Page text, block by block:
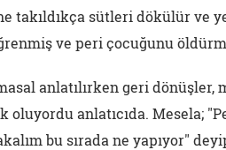
takıldıkça sütleri dökülür ve
ve peri çocuğunu
anlatılırken geri
oluyordu anlatıcıda. Mesela;
bu sırada ne yapıyor"